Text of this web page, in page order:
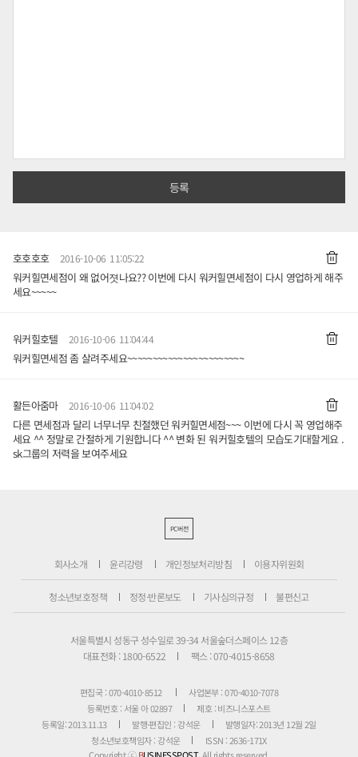
호호호호 2016-10-06 11:05:22
워커힐면세점이 왜 없어졋나요?? 이번에 다시 워커힐면세점이 다시 영업하게 해주
세요~~~~~
워커힐호텔 2016-10-06 11:04:44
워커힐면세점 좀 살려주세요~~~~~~~~~~~~~~~~~~~~~~~
활든아줌마 2016-10-06 11:04:02
다른 면세점과 달리 너무너무 친절했던 워커힐면세점~~~ 이번에 다시 꼭 영업해주
세요 ^^ 정말로 간절하게 기원합니다 ^^ 변화 된 워커힐호텔의 모습도기대할게요 .
sk그룹의 저력을 보여주세요
PC버전
회사소개 윤리강령 개인정보처리방침 이용자위원회
청소년보호정책 정정·반론보도 기사심의규정 불편신고
서울특별시 성동구 성수일로 39-34 서울숲더스페이스 12층
대표전화 : 1800-6522
팩스 : 070-4015-8658
편집국 : 070-4010-8512
사업본부 : 070-4010-7078
등록번호 : 서울 아 02897
제호 : 비즈니스포스트
등록일: 2013.11.13
발행·편집인 : 강석운
발행일자: 2013년 12월 2일
청소년보호책임자 : 강석운
ISSN : 2636-171X